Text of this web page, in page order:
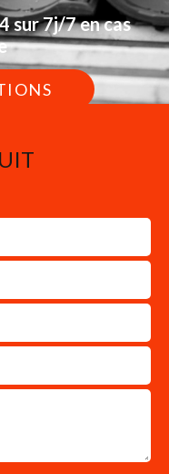
sur 7j/7 en cas